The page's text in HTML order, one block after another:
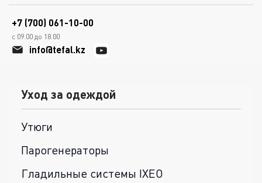
+7 (700) 061-10-00
с 09.00 до 18.00
info@tefal.kz
Уход за одеждой
Утюги
Парогенераторы
Гладильные системы IXEO